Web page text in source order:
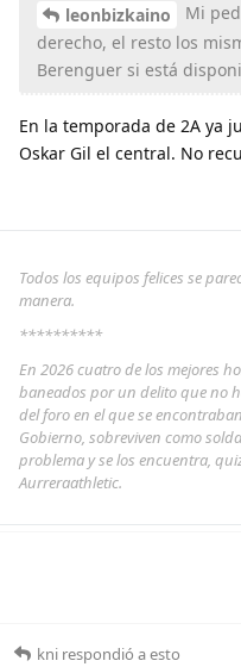
leonbizkaino
Mi
derecho, el resto los
Berenguer si está
En la temporada de 2A ya
Oskar Gil el central. No
Todos los equipos felices se
manera.
**********
En 2026 cuatro de los mejores
baneados por un delito que no
del foro en el que se
Gobierno, sobreviven como
problema y se los encuentra,
Aurreraathletic.
kni respondió a esto